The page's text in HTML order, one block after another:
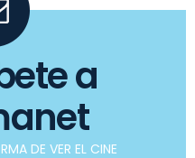
a
DE VER EL CINE